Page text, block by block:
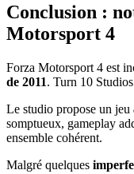
Conclusion :
Motorsport 4
Forza Motorsport 4 est
de 2011. Turn 10
Le studio propose un jeu
somptueux, gameplay
ensemble cohérent.
Malgré quelques